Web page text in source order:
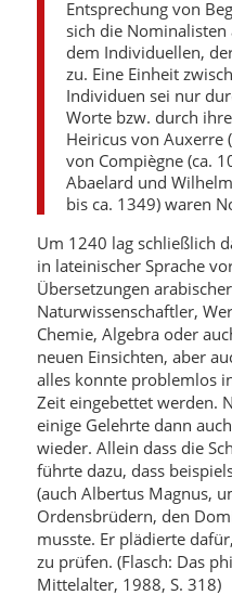
Entsprechung von
sich die Nominalisten
dem Individuellen,
zu. Eine Einheit
Individuen sei nur
Worte bzw. durch
Heiricus von Auxerre
von Compiègne (ca.
Abaelard und
bis ca. 1349) waren
Um 1240 lag schließlich
in lateinischer Sprache
Übersetzungen
Naturwissenschaftler,
Chemie, Algebra oder
neuen Einsichten, aber
alles konnte problemlos
Zeit eingebettet werden.
einige Gelehrte dann
wieder. Allein dass die
führte dazu, dass
(auch Albertus Magnus,
Ordensbrüdern, den
musste. Er plädierte
zu prüfen. (Flasch: Das
Mittelalter, 1988, S. 318)